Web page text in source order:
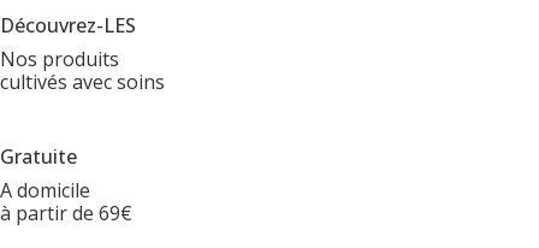
Découvrez-LES
Nos produits
cultivés avec soins
Gratuite
A domicile
à partir de 69€